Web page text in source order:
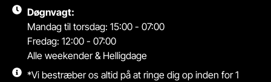
Døgnvagt:
Mandag til torsdag: 15:00 - 07:00
Fredag: 12:00 - 07:00
Alle weekender & Helligdage
*Vi bestræber os altid på at ringe dig op inden for 1